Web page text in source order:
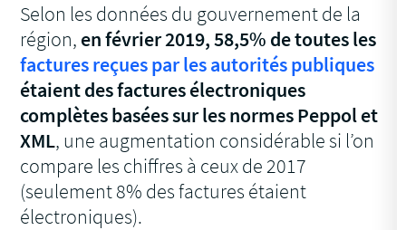
Selon les données du gouvernement de la
région, en février 2019, 58,5% de toutes les
factures reçues par les autorités publiques
étaient des factures électroniques
complètes basées sur les normes Peppol et
XML, une augmentation considérable si l’on
compare les chiffres à ceux de 2017
(seulement 8% des factures étaient
électroniques).